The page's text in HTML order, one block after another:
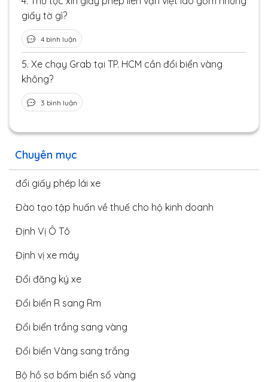
Chuyên mục
đổi giấy phép lái xe
Đào tạo tập huấn về thuế cho hộ kinh doanh
Định Vị Ô Tô
Định vị xe máy
Đổi đăng ký xe
Đổi biển R sang Rm
Đổi biển trắng sang vàng
Đổi biển Vàng sang trắng
Bộ hồ sơ bấm biển số vàng
giấy tờ gì?
4 bình luận
5. Xe chạy Grab tại TP. HCM cần đổi biển vàng
không?
3 bình luận